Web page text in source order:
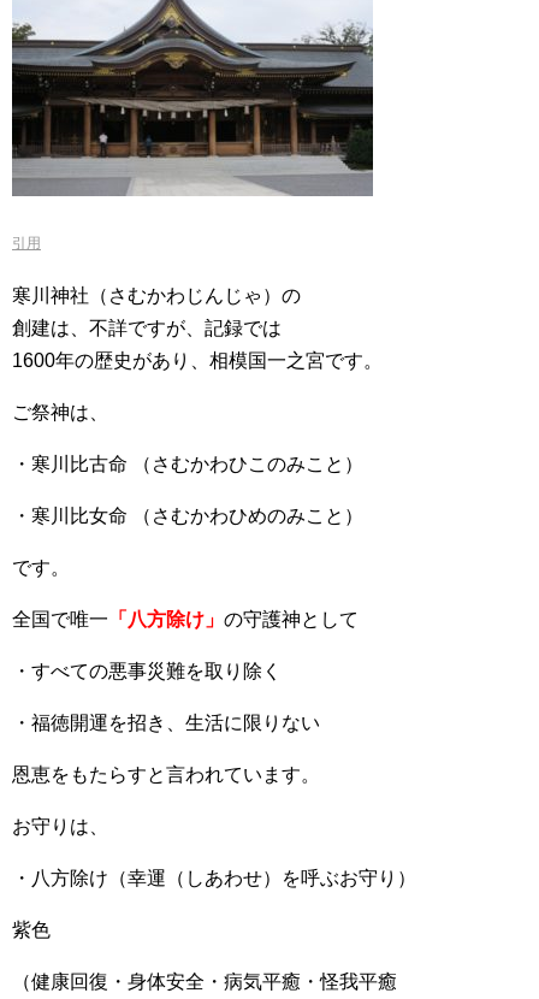
引用
寒川神社（さむかわじんじゃ）の
創建は、不詳ですが、記録では
1600年の歴史があり、相模国一之宮です。
ご祭神は、
・寒川比古命 （さむかわひこのみこと）
・寒川比女命 （さむかわひめのみこと）
です。
全国で唯一 「八方除け」 の守護神として
・すべての悪事災難を取り除く
・福徳開運を招き、生活に限りない
恩恵をもたらすと言われています。
お守りは、
・八方除け（幸運（しあわせ）を呼ぶお守り）
紫色
（健康回復・身体安全・病気平癒・怪我平癒